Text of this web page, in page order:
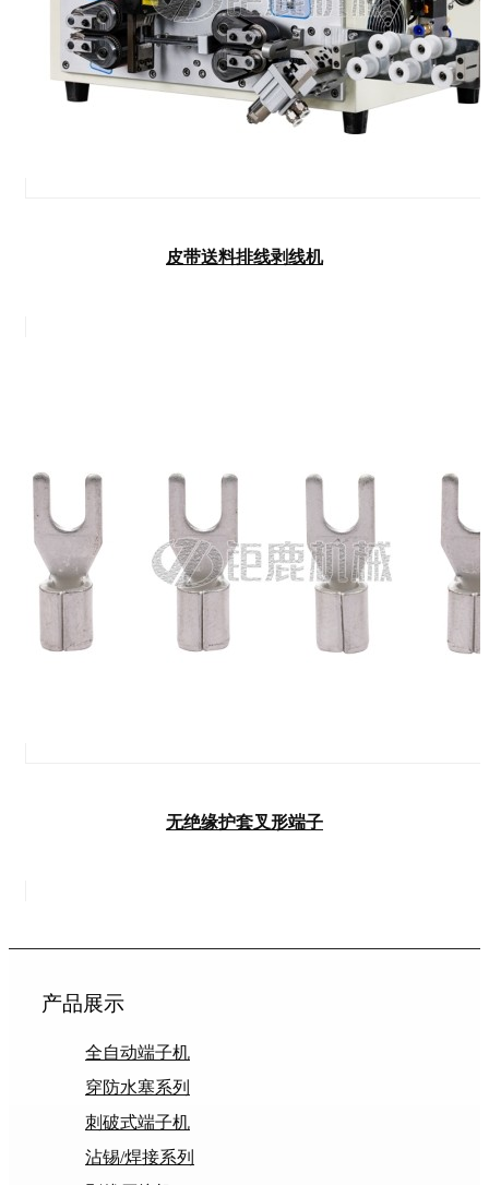
皮带送料排线剥线机
无绝缘护套叉形端子
产品展示
全自动端子机
穿防水塞系列
刺破式端子机
沾锡/焊接系列